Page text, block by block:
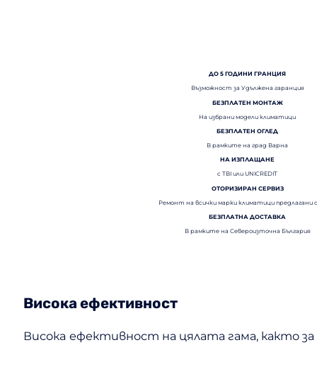
ДО 5 ГОДИНИ ГРАНЦИЯ
Възможност за Удължена гаранция
БЕЗПЛАТЕН МОНТАЖ
На избрани модели климатици
БЕЗПЛАТЕН ОГЛЕД
В рамките на град Варна
НА ИЗПЛАЩАНЕ
с TBI или UNICREDIT
ОТОРИЗИРАН СЕРВИЗ
Ремонт на всички марки климатици предлагани
БЕЗПЛАТНА ДОСТАВКА
В рамките на Североизточна България
Висока ефективност
Високa ефективност на цялата гама, както за